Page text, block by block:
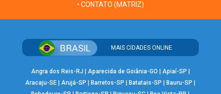
• CONTATO (MATRIZ)
MAIS CIDADES ONLINE
Angra dos Reis-RJ Aparecida de Goiânia-GO Apiaí-SP
Aracaju-SE |Arujá-SP Barretos-SP Batatais-SP Bauru-SP